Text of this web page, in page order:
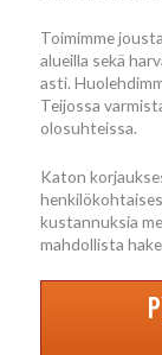
Toimimme
alueilla sekä
asti.
Teijossa
olosuhteissa.
Katon
kustannuksia
mahdollista